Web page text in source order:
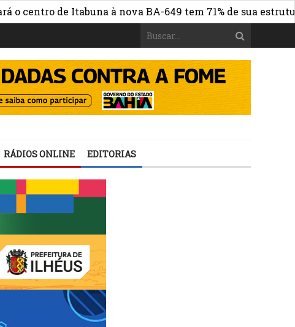
de Itabuna à nova BA-649 tem 71% de sua estrutura de
RÁDIOS ONLINE EDITORIAS